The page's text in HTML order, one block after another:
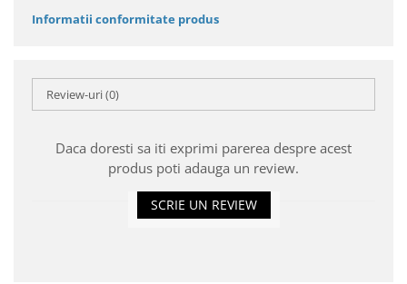
Informatii conformitate produs
Review-uri(0)
Daca doresti sa iti exprimi parerea despre acest
produs poti adauga un review.
SCRIE UN REVIEW